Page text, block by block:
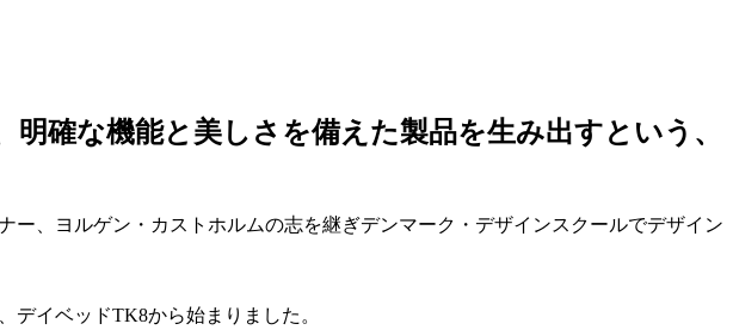
確な機能と美しさを備えた製品を生み出すという、
、ヨルゲン・カストホルムの志を継ぎデンマーク・デザインスクールでデザイン
デイベッドTK8から始まりました。